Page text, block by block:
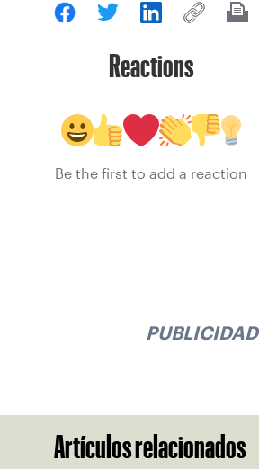
Reactions
Be the first to add a reaction
PUBLICIDAD
Artículos relacionados